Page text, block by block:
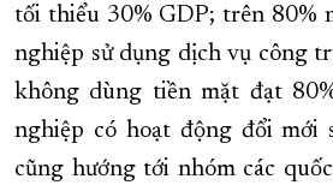
tối thiểu 30% GDP; trên 80%
nghiệp sử dụng dịch vụ công
không dùng tiền mặt đạt
nghiệp có hoạt động đổi mới
cũng hướng tới nhóm các